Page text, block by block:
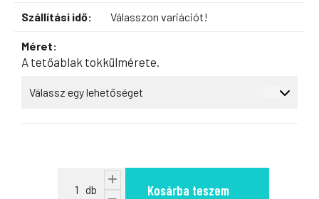
Szállítási idő: Válasszon variációt!
Méret:
A tetőablak tokkülmérete.
Kosárba teszem